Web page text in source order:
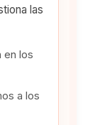
las
en los
a los